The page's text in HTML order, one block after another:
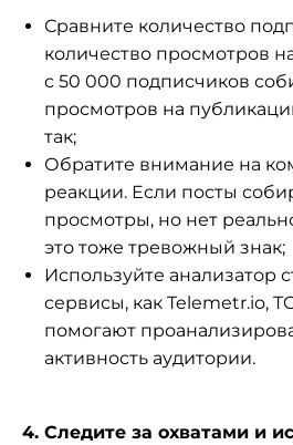
Сравните количество
количество просмотров
с 50 000 подписчиков
просмотров на
так;
Обратите внимание на
реакции. Если посты
просмотры, но нет
это тоже тревожный знак;
Используйте анализатор
сервисы, как Telemetr.io,
помогают
активность аудитории.
4. Следите за охватами и